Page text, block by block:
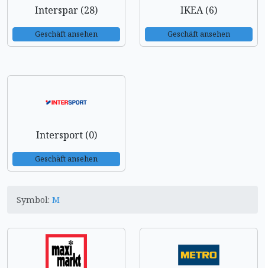
Interspar (28)
Geschäft ansehen
IKEA (6)
Geschäft ansehen
Intersport (0)
Geschäft ansehen
Symbol: M